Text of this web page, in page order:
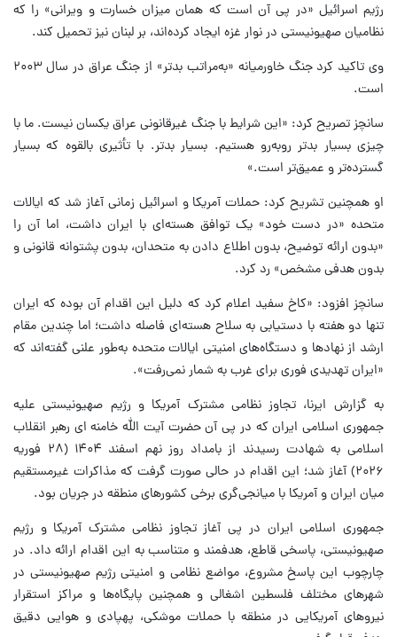
رژیم اسرائیل «در پی آن است که همان میزان خسارت و ویرانی» را که
نظامیان صهیونیستی در نوار غزه ایجاد کرده‌اند، بر لبنان نیز تحمیل کند.
وی تاکید کرد جنگ خاورمیانه «به‌مراتب بدتر» از جنگ عراق در سال ۲۰۰۳
است.
سانچز تصریح کرد: «این شرایط با جنگ غیرقانونی عراق یکسان نیست. ما با
چیزی بسیار بدتر روبه‌رو هستیم. بسیار بدتر. با تأثیری بالقوه که بسیار
گسترده‌تر و عمیق‌تر است.»
او همچنین تشریح کرد: حملات آمریکا و اسرائیل زمانی آغاز شد که ایالات
متحده «در دست خود» یک توافق هسته‌ای با ایران داشت، اما آن را
«بدون ارائه توضیح، بدون اطلاع دادن به متحدان، بدون پشتوانه قانونی و
بدون هدفی مشخص» رد کرد.
سانچز افزود: «کاخ سفید اعلام کرد که دلیل این اقدام آن بوده که ایران
تنها دو هفته با دستیابی به سلاح هسته‌ای فاصله داشت؛ اما چندین مقام
ارشد از نهادها و دستگاه‌های امنیتی ایالات متحده به‌طور علنی گفته‌اند که
«ایران تهدیدی فوری برای غرب به شمار نمی‌رفت».
به گزارش ایرنا، تجاوز نظامی مشترک آمریکا و رژیم صهیونیستی علیه
جمهوری اسلامی ایران که در پی آن حضرت آیت الله خامنه ای رهبر انقلاب
اسلامی به شهادت رسیدند از بامداد روز نهم اسفند ۱۴۰۴ (۲۸ فوریه
۲۰۲۶) آغاز شد؛ این اقدام در حالی صورت گرفت که مذاکرات غیرمستقیم
میان ایران و آمریکا با میانجی‌گری برخی کشورهای منطقه در جریان بود.
جمهوری اسلامی ایران در پی آغاز تجاوز نظامی مشترک آمریکا و رژیم
صهیونیستی، پاسخی قاطع، هدفمند و متناسب به این اقدام ارائه داد. در
چارچوب این پاسخ مشروع، مواضع نظامی و امنیتی رژیم صهیونیستی در
شهرهای مختلف فلسطین اشغالی و همچنین پایگاه‌ها و مراکز استقرار
نیروهای آمریکایی در منطقه با حملات موشکی، پهپادی و هوایی دقیق